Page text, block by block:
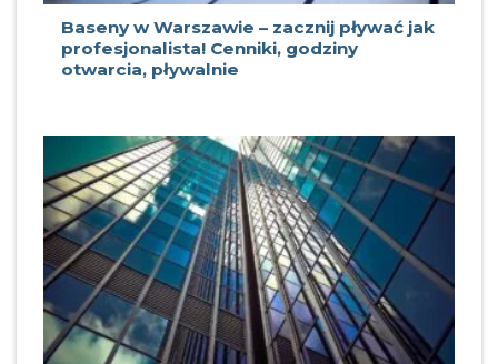
Baseny w Warszawie – zacznij pływać jak
profesjonalista! Cenniki, godziny
otwarcia, pływalnie